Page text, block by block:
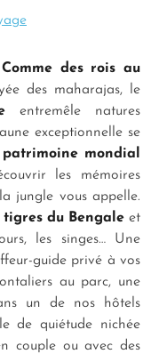
des rois au
des maharajas, le
entremêle natures
exceptionnelle se
mondial
les mémoires
jungle vous appelle.
tigres du Bengaleet
les singes… Une
guide privé à vos
au parc, une
un de nos hôtels
de quiétude nichée
couple ou avec des